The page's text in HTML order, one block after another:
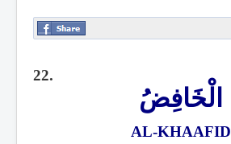
22.
الْخَافِضُ
AL-KHAAFID